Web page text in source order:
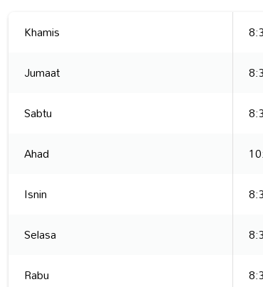
Khamis
Jumaat
Sabtu
Ahad
Isnin
Selasa
Rabu